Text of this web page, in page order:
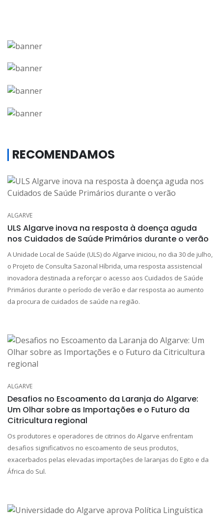
RECOMENDAMOS
ALGARVE
ULS Algarve inova na resposta à doença aguda
nos Cuidados de Saúde Primários durante o verão
A Unidade Local de Saúde (ULS) do Algarve iniciou, no dia 30 de julho,
o Projeto de Consulta Sazonal Híbrida, uma resposta assistencial
inovadora destinada a reforçar o acesso aos Cuidados de Saúde
Primários durante o período de verão e dar resposta ao aumento
da procura de cuidados de saúde na região.
ALGARVE
Desafios no Escoamento da Laranja do Algarve:
Um Olhar sobre as Importações e o Futuro da
Citricultura regional
Os produtores e operadores de citrinos do Algarve enfrentam
desafios significativos no escoamento de seus produtos,
exacerbados pelas elevadas importações de laranjas do Egito e da
África do Sul.